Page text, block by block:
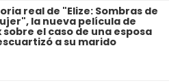
real de "Elize: Sombras de
la nueva película de
el caso de una esposa
a su marido